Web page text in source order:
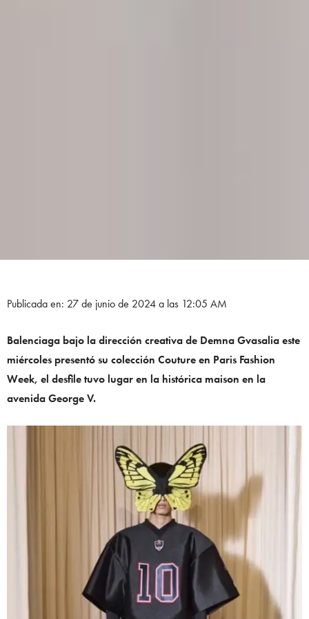
Publicada en: 27 de junio de 2024 a las 12:05 AM
Balenciaga bajo la dirección creativa de Demna Gvasalia este
miércoles presentó su colección Couture en Paris Fashion
Week, el desfile tuvo lugar en la histórica maison en la
avenida George V.